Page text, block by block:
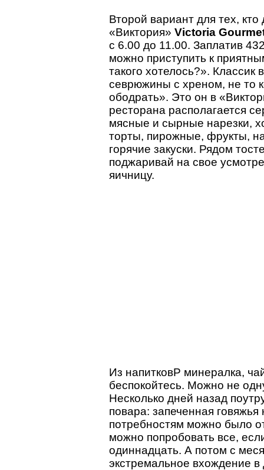
Второй вариант для тех,
«Виктория» Victoria
с 6.00 до 11.00. Заплатив
можно приступить к
такого хотелось?». Классик
севрюжины с хреном, не то
ободрать». Это он в
ресторана располагается
мясные и сырные нарезки,
торты, пирожные, фрукты,
горячие закуски. Рядом
поджаривай на свое
яичницу.
Из напитковP минералка,
беспокойтесь. Можно не
Несколько дней назад
повара: запеченная
потребностям можно было
можно попробовать все,
одиннадцать. А потом с
экстремальное вхождение в